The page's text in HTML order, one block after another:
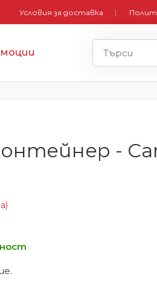
Условия за доставка
-